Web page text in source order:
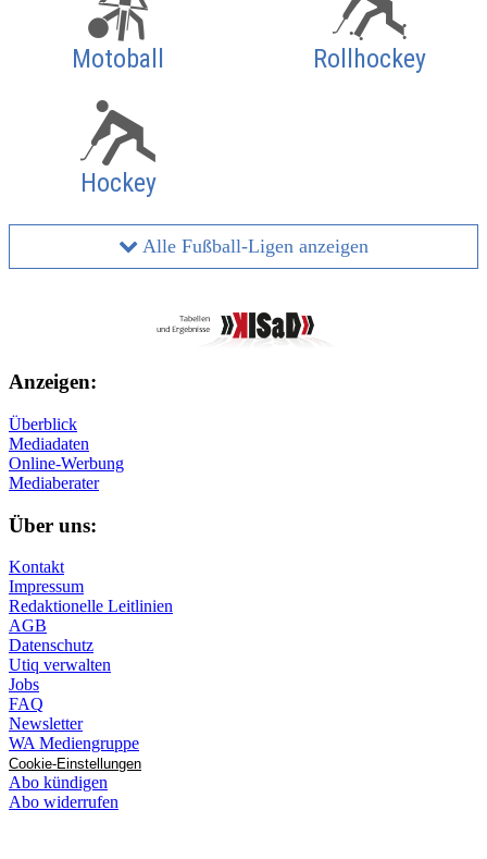
Motoball Rollhockey
Hockey
Alle Fußball-Ligen anzeigen
Anzeigen:
Überblick
Mediadaten
Online-Werbung
Mediaberater
Über uns:
Kontakt
Impressum
Redaktionelle Leitlinien
AGB
Datenschutz
Utiq verwalten
Jobs
FAQ
Newsletter
WA Mediengruppe
Cookie-Einstellungen
Abo kündigen
Abo widerrufen